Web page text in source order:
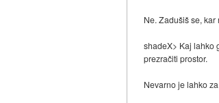
Ne. Zadušiš se,
shadeX> Kaj lahko
prezračiti prostor.
Nevarno je lahko